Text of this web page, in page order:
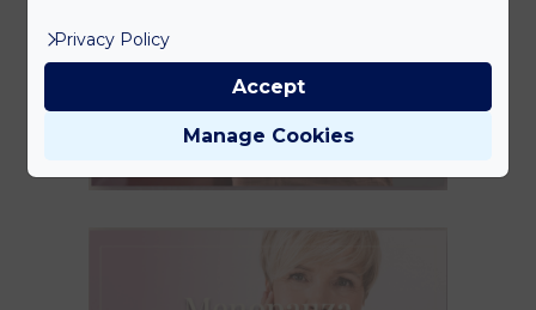
Privacy Policy
Manage Cookies
Accept